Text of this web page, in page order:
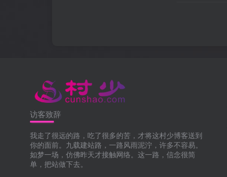
访客致辞
我走了很远的路，吃了很多的苦，才将这村少博客送到
你的面前。九载建站路，一路风雨泥泞，许多不容易。
如梦一场，仿佛昨天才接触网络。这一路，信念很简
单，把站做下去。